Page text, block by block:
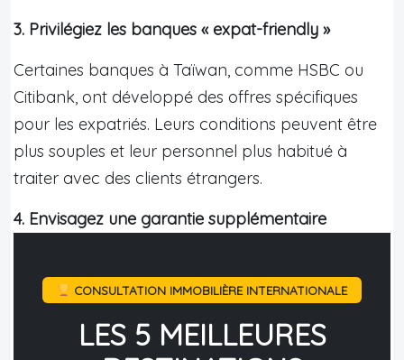
3. Privilégiez les banques « expat-friendly »
Certaines banques à Taïwan, comme HSBC ou
Citibank, ont développé des offres spécifiques
pour les expatriés. Leurs conditions peuvent être
plus souples et leur personnel plus habitué à
traiter avec des clients étrangers.
4. Envisagez une garantie supplémentaire
CONSULTATION IMMOBILIÈRE INTERNATIONALE
LES 5 MEILLEURES